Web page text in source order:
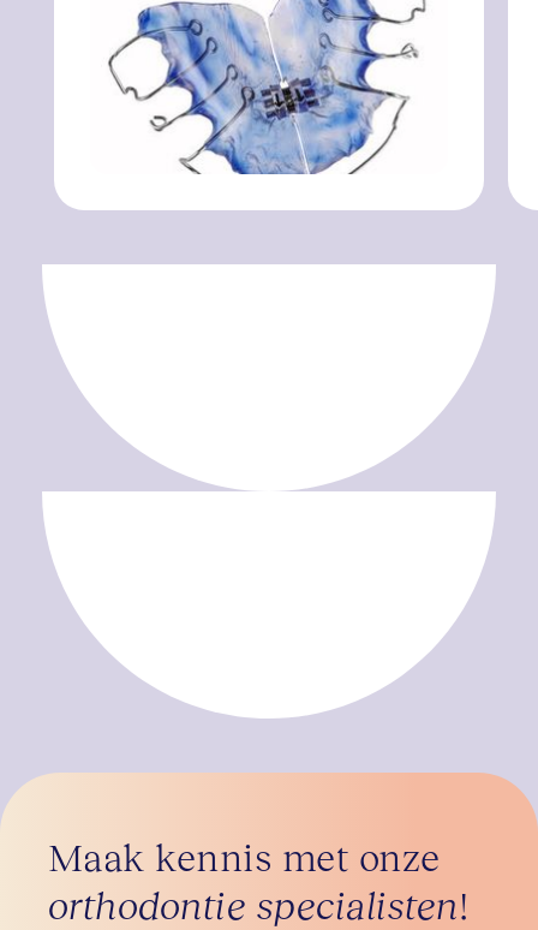
Maak kennis met onze
orthodontie specialisten!